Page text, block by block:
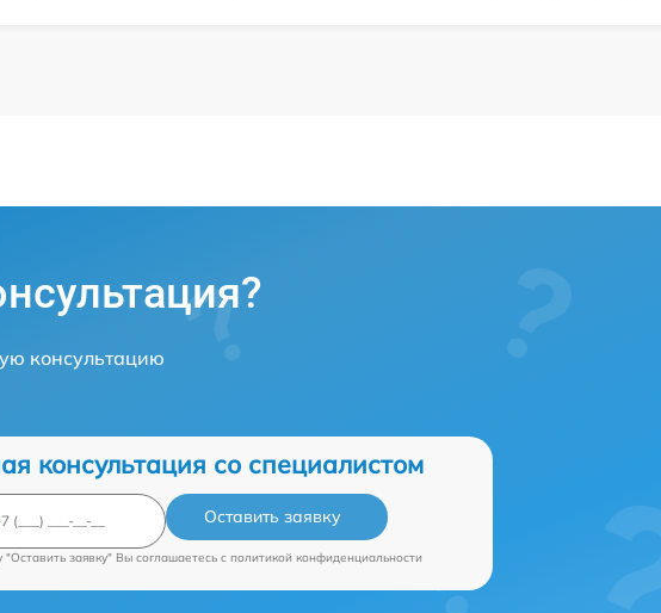
консультацию
консультация со специалистом
Оставить заявку
заявку" Вы соглашаетесь c политикой конфиденциальности